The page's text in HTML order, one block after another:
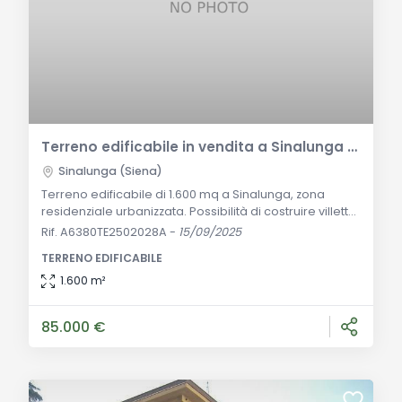
Terreno edificabile in vendita a Sinalunga — 1.600 mq, zona residenziale
Sinalunga (Siena)
Terreno edificabile di 1.600 mq a Sinalunga, zona
residenziale urbanizzata. Possibilità di costruire villetta
singola o bifamiliare su due piani. Ottima opportunità
Generale A Sinalunga, in una zona residenziale già
urbanizzata di completamento, vendesi lotto di
Rif. A6380TE2502028A - 15/09/2025
TERRENO EDIFICABILE
1.600 m²
85.000 €